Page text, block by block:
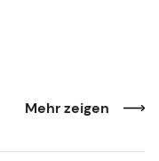
Mehr zeigen